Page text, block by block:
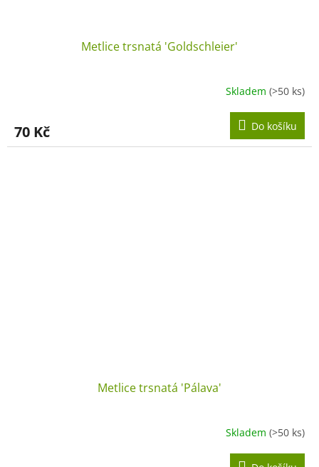
Metlice trsnatá 'Goldschleier'
Skladem (>50 ks)
70 Kč Do košíku
Metlice trsnatá 'Pálava'
Skladem (>50 ks)